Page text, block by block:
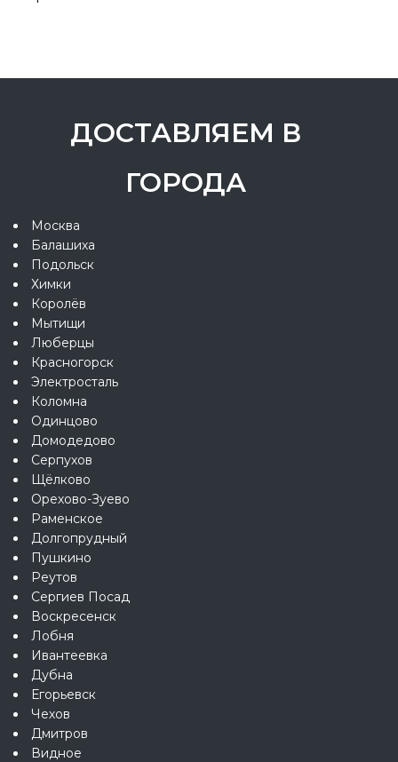
ДОСТАВЛЯЕМ В
ГОРОДА
Москва
Балашиха
Подольск
Химки
Королёв
Мытищи
Люберцы
Красногорск
Электросталь
Коломна
Одинцово
Домодедово
Серпухов
Щёлково
Орехово-Зуево
Раменское
Долгопрудный
Пушкино
Реутов
Сергиев Посад
Воскресенск
Лобня
Ивантеевка
Дубна
Егорьевск
Чехов
Дмитров
Видное